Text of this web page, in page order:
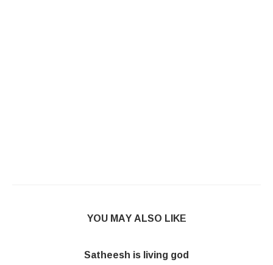
YOU MAY ALSO LIKE
Satheesh is living god